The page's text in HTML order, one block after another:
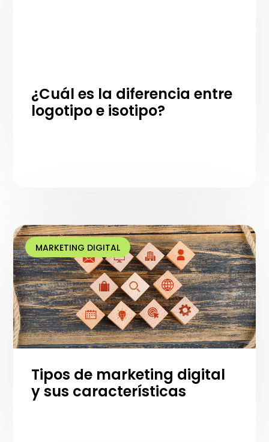
¿Cuál es la diferencia entre
logotipo e isotipo?
MARKETING DIGITAL
Tipos de marketing digital
y sus características